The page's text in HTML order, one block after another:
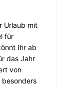
Urlaub mit
für
Ihr ab
das Jahr
von